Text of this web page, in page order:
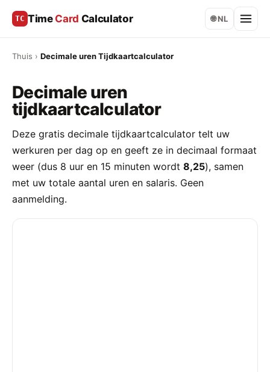
TC Time Card Calculator 🌐 NL
Thuis › Decimale uren Tijdkaartcalculator
Decimale uren
tijdkaartcalculator
Deze gratis decimale tijdkaartcalculator telt uw
werkuren per dag op en geeft ze in decimaal formaat
weer (dus 8 uur en 15 minuten wordt 8,25), samen
met uw totale aantal uren en salaris. Geen
aanmelding.